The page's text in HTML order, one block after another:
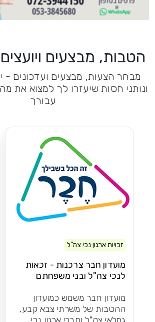
הטבות, מבצעים
מבחר הצעות, מבצעים ועדכונים -
ונותני חסות שיעזרו לך למצוא את
עבורך
זכויות ארגון נכי צה"ל
מועדון חבר צרכנות - זכאות
לנכי צה"ל ובני משפחתם
מועדון חבר משמש כמועדון
ההטבות של משרתי צבא קבע,